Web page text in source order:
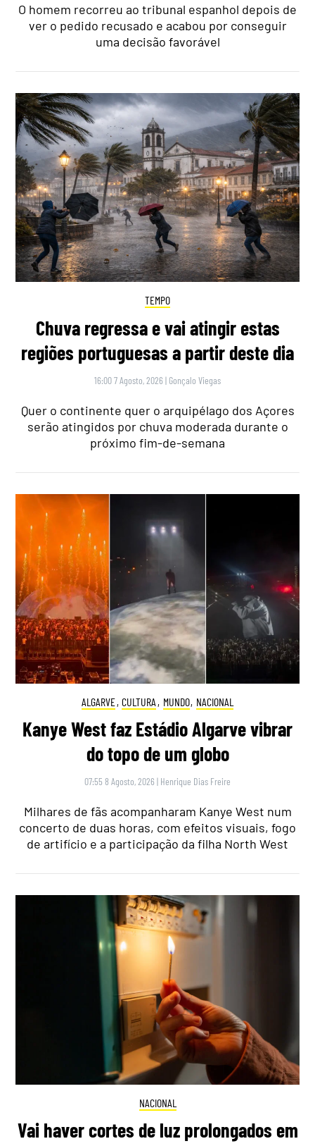
O homem recorreu ao tribunal espanhol depois de
ver o pedido recusado e acabou por conseguir
uma decisão favorável
TEMPO
Chuva regressa e vai atingir estas
regiões portuguesas a partir deste dia
16:00 7 Agosto, 2026 | Gonçalo Viegas
Quer o continente quer o arquipélago dos Açores
serão atingidos por chuva moderada durante o
próximo fim-de-semana
ALGARVE, CULTURA , MUNDO, NACIONAL
Kanye West faz Estádio Algarve vibrar
do topo de um globo
07:55 8 Agosto, 2026 | Henrique Dias Freire
Milhares de fãs acompanharam Kanye West num
concerto de duas horas, com efeitos visuais, fogo
de artifício e a participação da filha North West
NACIONAL
Vai haver cortes de luz prolongados em